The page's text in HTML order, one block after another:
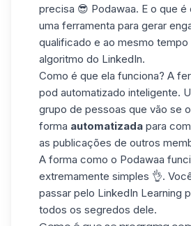
precisa 😎 Podawaa. E o que é
uma ferramenta para gerar
qualificado e ao mesmo tempo
algoritmo do LinkedIn.
Como é que ela funciona? A
pod automatizado inteligente.
grupo de pessoas que vão se
forma automatizada para
as publicações de outros
A forma como o Podawaa
extremamente simples 👌.
passar pelo LinkedIn Learning
todos os segredos dele.